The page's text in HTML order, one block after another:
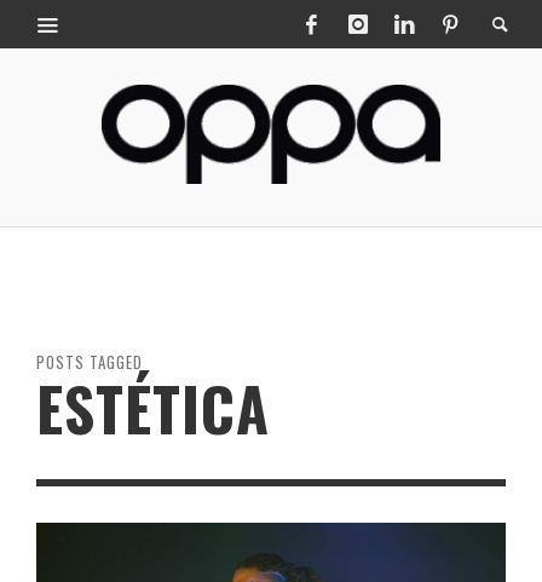
POSTS TAGGED
ESTÉTICA